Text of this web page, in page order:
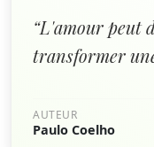
“L'amour peut
transformer
AUTEUR
Paulo Coelho